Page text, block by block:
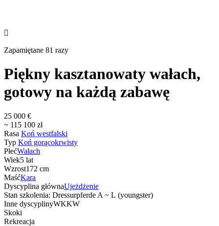

Zapamiętane 81 razy
Piękny kasztanowaty wałach,
gotowy na każdą zabawę
25 000 €
~ 115 100 zł
Rasa Koń westfalski
Typ Koń gorącokrwisty
PłećWałach
Wiek5 lat
Wzrost172 cm
MaśćKara
Dyscyplina głównaUjeżdżenie
Stan szkolenia: Dressurpferde A ~ L (youngster)
Inne dyscyplinyWKKW
Skoki
Rekreacja